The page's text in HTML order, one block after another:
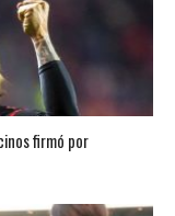
firmó por